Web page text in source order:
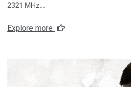
2321 MHz….
Explore more